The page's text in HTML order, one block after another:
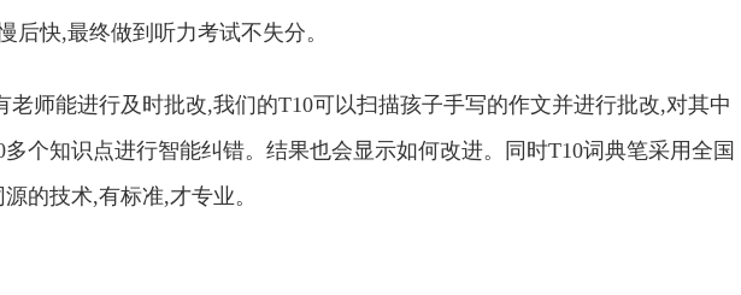
后快,最终做到听力考试不失分。
老师能进行及时批改,我们的T10可以扫描孩子手写的作文并进行批改,对其中
个知识点进行智能纠错。结果也会显示如何改进。同时T10词典笔采用全国
的技术,有标准,才专业。